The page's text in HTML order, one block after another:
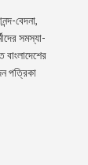
বেদনা,
সমস্যা-
বাংলাদেশের
পত্রিকা